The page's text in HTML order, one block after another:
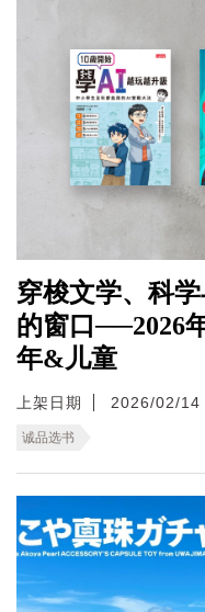
穿梭文学、科
的窗口──2026
年&儿童
上架日期 2026/02/14
诚品选书